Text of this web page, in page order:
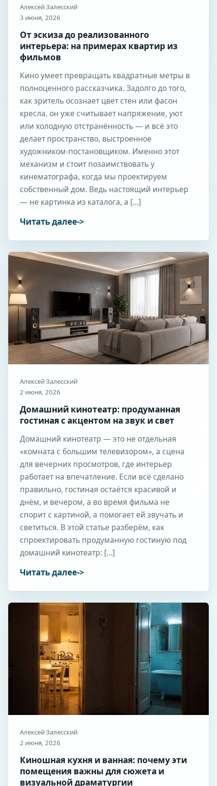
Алексей Залесский
3 июня, 2026
От эскиза до реализованного
интерьера: на примерах квартир из
фильмов
Кино умеет превращать квадратные метры в
полноценного рассказчика. Задолго до того,
как зритель осознает цвет стен или фасон
кресла, он уже считывает напряжение, уют
или холодную отстранённость — и всё это
делает пространство, выстроенное
художником-постановщиком. Именно этот
механизм и стоит позаимствовать у
кинематографа, когда мы проектируем
собственный дом. Ведь настоящий интерьер
— не картинка из каталога, а […]
Читать далее
Алексей Залесский
2 июня, 2026
Домашний кинотеатр: продуманная
гостиная с акцентом на звук и свет
Домашний кинотеатр — это не отдельная
«комната с большим телевизором», а сцена
для вечерних просмотров, где интерьер
работает на впечатление. Если всё сделано
правильно, гостиная остаётся красивой и
днём, и вечером, а во время фильма не
спорит с картиной, а помогает ей звучать и
светиться. В этой статье разберём, как
спроектировать продуманную гостиную под
домашний кинотеатр: […]
Читать далее
Алексей Залесский
2 июня, 2026
Киношная кухня и ванная: почему эти
помещения важны для сюжета и
визуальной драматургии